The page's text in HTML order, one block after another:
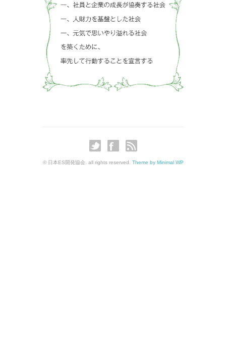
© 日本ES開発協会. all rights reserved. Theme by Minimal WP